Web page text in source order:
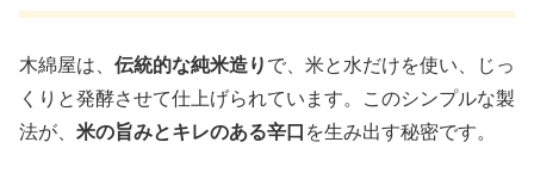
木綿屋は、 伝統的な純米造り で、米と水だけを使い、じっ
くりと発酵させて仕上げられています。このシンプルな製
法が、 米の旨みとキレのある辛口 を生み出す秘密です。